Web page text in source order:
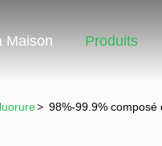
Maison Produits
> 98%-99.9%